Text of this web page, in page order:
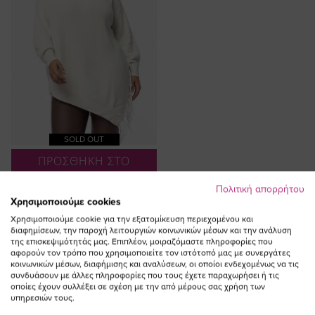
SOLD OUT
ΠΡΟΣΘΗΚΗ ΣΤΟ
ΚΑΛΑΘΙ
Μπλούζα πλεκτή με κρόσια σε
εκρού χρώμα
Πολιτική απορρήτου
Χρησιμοποιούμε cookies
Χρησιμοποιούμε cookie για την εξατομίκευση περιεχομένου και
διαφημίσεων, την παροχή λειτουργιών κοινωνικών μέσων και την ανάλυση
της επισκεψιμότητάς μας. Επιπλέον, μοιραζόμαστε πληροφορίες που
αφορούν τον τρόπο που χρησιμοποιείτε τον ιστότοπό μας με συνεργάτες
κοινωνικών μέσων, διαφήμισης και αναλύσεων, οι οποίοι ενδεχομένως να τις
συνδυάσουν με άλλες πληροφορίες που τους έχετε παραχωρήσει ή τις
οποίες έχουν συλλέξει σε σχέση με την από μέρους σας χρήση των
υπηρεσιών τους.